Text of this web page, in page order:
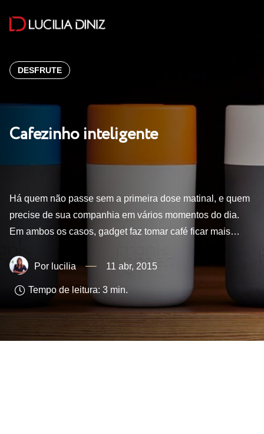
DESFRUTE
Cafezinho inteligente
Há quem não passe sem a primeira dose matinal, e quem
precise de sua companhia em vários momentos do dia.
Em ambos os casos, gadget faz tomar café ficar mais…
lucilia 11 abr, 2015
Tempo de leitura: 3 min.